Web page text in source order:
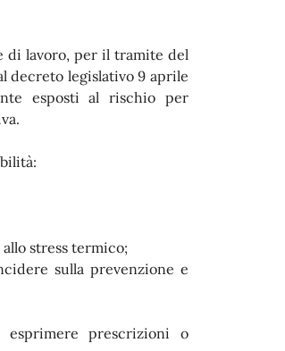
di lavoro, per il tramite del
decreto legislativo 9 aprile
esposti al rischio per
stress termico;
sulla prevenzione e
esprimere prescrizioni o